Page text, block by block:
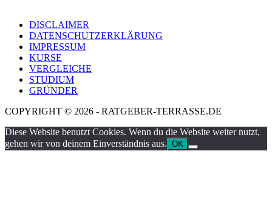
DISCLAIMER
DATENSCHUTZERKLÄRUNG
IMPRESSUM
KURSE
VERGLEICHE
STUDIUM
GRÜNDER
COPYRIGHT © 2026 - RATGEBER-TERRASSE.DE
Diese Website benutzt Cookies. Wenn du die Website weiter nutzt,
gehen wir von deinem Einverständnis aus. OK